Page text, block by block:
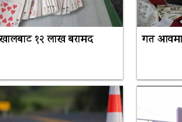
१२ लाख बरामद गत आवमा